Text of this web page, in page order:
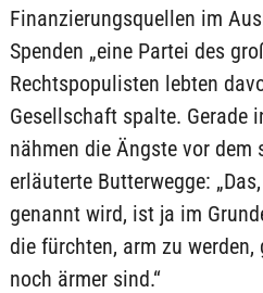
Finanzierungsquellen im
Spenden „eine Partei des
Rechtspopulisten lebten
Gesellschaft spalte. Gerade
nähmen die Ängste vor dem
erläuterte Butterwegge:
genannt wird, ist ja im
die fürchten, arm zu werden,
noch ärmer sind.“